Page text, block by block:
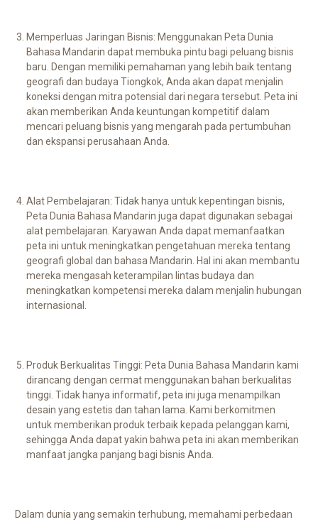
Memperluas Jaringan Bisnis: Menggunakan Peta Dunia
Bahasa Mandarin dapat membuka pintu bagi peluang bisnis
baru. Dengan memiliki pemahaman yang lebih baik tentang
geografi dan budaya Tiongkok, Anda akan dapat menjalin
koneksi dengan mitra potensial dari negara tersebut. Peta ini
akan memberikan Anda keuntungan kompetitif dalam
mencari peluang bisnis yang mengarah pada pertumbuhan
dan ekspansi perusahaan Anda.
Alat Pembelajaran: Tidak hanya untuk kepentingan bisnis,
Peta Dunia Bahasa Mandarin juga dapat digunakan sebagai
alat pembelajaran. Karyawan Anda dapat memanfaatkan
peta ini untuk meningkatkan pengetahuan mereka tentang
geografi global dan bahasa Mandarin. Hal ini akan membantu
mereka mengasah keterampilan lintas budaya dan
meningkatkan kompetensi mereka dalam menjalin hubungan
internasional.
Produk Berkualitas Tinggi: Peta Dunia Bahasa Mandarin kami
dirancang dengan cermat menggunakan bahan berkualitas
tinggi. Tidak hanya informatif, peta ini juga menampilkan
desain yang estetis dan tahan lama. Kami berkomitmen
untuk memberikan produk terbaik kepada pelanggan kami,
sehingga Anda dapat yakin bahwa peta ini akan memberikan
manfaat jangka panjang bagi bisnis Anda.
Dalam dunia yang semakin terhubung, memahami perbedaan